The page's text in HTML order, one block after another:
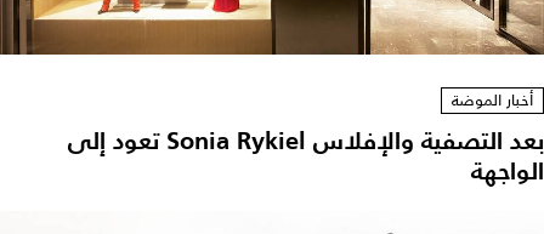
أخبار الموضة
بعد التصفية والإفلاس Sonia Rykiel تعود إلى
الواجهة